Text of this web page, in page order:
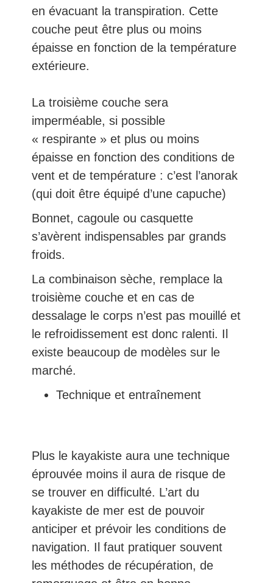
en évacuant la transpiration. Cette
couche peut être plus ou moins
épaisse en fonction de la température
extérieure.
La troisième couche sera
imperméable, si possible
« respirante » et plus ou moins
épaisse en fonction des conditions de
vent et de température : c’est l’anorak
(qui doit être équipé d’une capuche)
Bonnet, cagoule ou casquette
s’avèrent indispensables par grands
froids.
La combinaison sèche, remplace la
troisième couche et en cas de
dessalage le corps n’est pas mouillé et
le refroidissement est donc ralenti. Il
existe beaucoup de modèles sur le
marché.
Technique et entraînement
Plus le kayakiste aura une technique
éprouvée moins il aura de risque de
se trouver en difficulté. L’art du
kayakiste de mer est de pouvoir
anticiper et prévoir les conditions de
navigation. Il faut pratiquer souvent
les méthodes de récupération, de